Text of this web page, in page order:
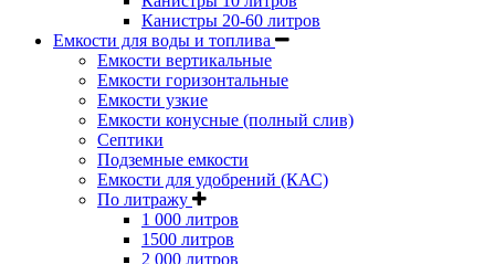
Канистры 20-60 литров
Емкости для воды и топлива
Емкости вертикальные
Емкости горизонтальные
Емкости узкие
Емкости конусные (полный слив)
Септики
Подземные емкости
Емкости для удобрений (КАС)
По литражу
1 000 литров
1500 литров
2 000 литров